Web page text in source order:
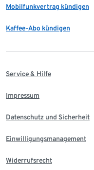
Mobilfunkvertrag kündigen
Kaffee-Abo kündigen
Service & Hilfe
Impressum
Datenschutz und Sicherheit
Einwilligungsmanagement
Widerrufsrecht